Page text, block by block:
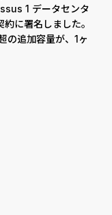
1 データセンタ
に署名しました。
の追加容量が、1ヶ